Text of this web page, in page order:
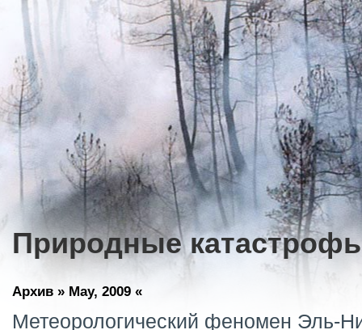
Природные
Архив » May, 2009 «
Метеорологический феномен Эль-